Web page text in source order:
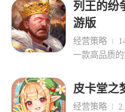
列王的纷
游版
经营策略
一款高品质
皮卡堂之
经营策略